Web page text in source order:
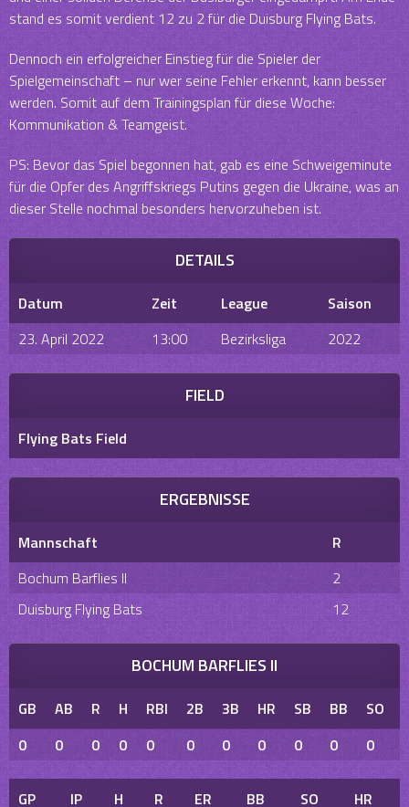
stand es somit verdient 12 zu 2 für die Duisburg Flying Bats.
Dennoch ein erfolgreicher Einstieg für die Spieler der
Spielgemeinschaft – nur wer seine Fehler erkennt, kann besser
werden. Somit auf dem Trainingsplan für diese Woche:
Kommunikation & Teamgeist.
PS: Bevor das Spiel begonnen hat, gab es eine Schweigeminute
für die Opfer des Angriffskriegs Putins gegen die Ukraine, was an
dieser Stelle nochmal besonders hervorzuheben ist.
DETAILS
Datum Zeit League
Saison
23. April 2022
13:00 Bezirksliga 2022
FIELD
Flying Bats Field
ERGEBNISSE
Mannschaft
R
Bochum Barflies II
2
Duisburg Flying Bats
12
BOCHUM BARFLIES II
GB AB R H RBI 2B 3B HR SB BB SO
0
0 0 0 0 0 0 0 0 0 0
GP IP H R ER BB SO
HR